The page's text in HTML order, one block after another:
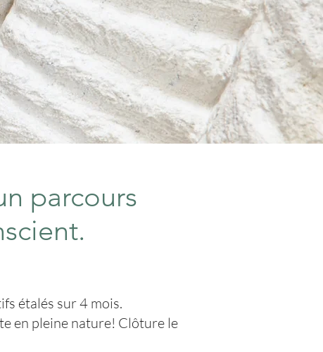
parcours
étalés sur 4 mois.
en pleine nature! Clôture le